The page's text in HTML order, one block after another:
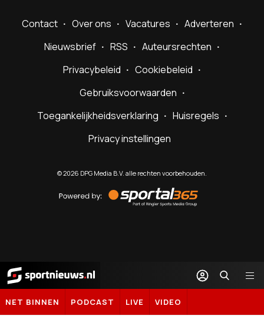
Contact Over ons Vacatures
Adverteren
Nieuwsbrief
RSS
Auteursrechten
Privacybeleid
Cookiebeleid
Gebruiksvoorwaarden
Toegankelijkheidsverklaring
Huisregels
Privacy instellingen
©2026 DPG Media B.V. alle rechten voorbehouden.
by
Sportal365
Sportnieuws.nl
NET BINNEN PODCAST LIVE VIDEO